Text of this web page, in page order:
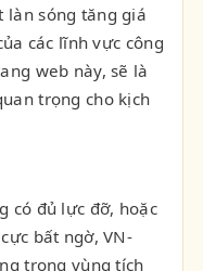
làn sóng tăng giá
các lĩnh vực công
web này, sẽ là
trọng cho kịch
có đủ lực đỡ, hoặc
bất ngờ, VN-
trong vùng tích